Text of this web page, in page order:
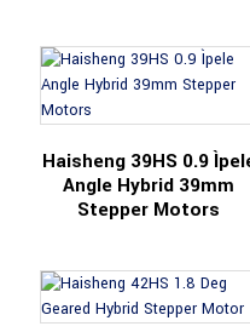
Haisheng 39HS 0.9
Angle Hybrid 39mm
Stepper Motors